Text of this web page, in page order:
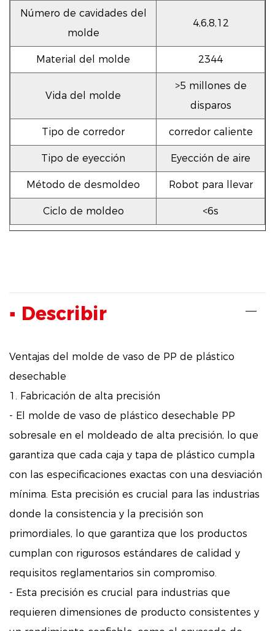
Número de cavidades del
molde
4,6,8,12
Material del molde 2344
Vida del molde
>5 millones de
disparos
Tipo de corredor corredor caliente
Tipo de eyección Eyección de aire
Método de desmoldeo Robot para llevar
Ciclo de moldeo <6s
▪ Describir
Ventajas del molde de vaso de PP de plástico
desechable
1. Fabricación de alta precisión
- El molde de vaso de plástico desechable PP
sobresale en el moldeado de alta precisión, lo que
garantiza que cada caja y tapa de plástico cumpla
con las especificaciones exactas con una desviación
mínima. Esta precisión es crucial para las industrias
donde la consistencia y la precisión son
primordiales, lo que garantiza que los productos
cumplan con rigurosos estándares de calidad y
requisitos reglamentarios sin compromiso.
- Esta precisión es crucial para industrias que
requieren dimensiones de producto consistentes y